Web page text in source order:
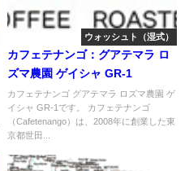
ウォッシュト（湿式）
カフェテナンゴ：グアテマラ ロ
ズマ農園 ゲイシャ GR-1
カフェテナンゴ グアテマラ ロズマ農園 ゲ
イシャ GR-1です。 カフェテナンゴ
（Cafetenango）は、2008年に創業した東
京都世田...